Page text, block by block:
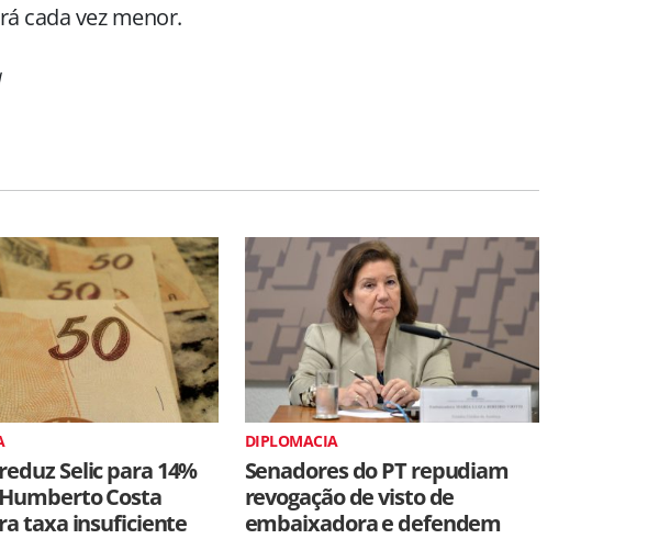
cada vez menor.
Selic para 14%
Costa
taxa insuficiente
DIPLOMACIA
Senadores do PT repudiam
revogação de visto de
embaixadora e defendem